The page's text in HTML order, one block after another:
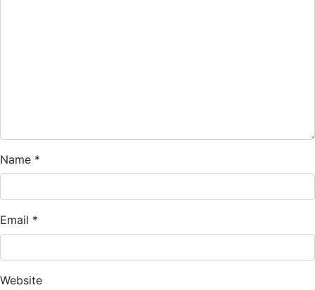
Name *
Email *
Website